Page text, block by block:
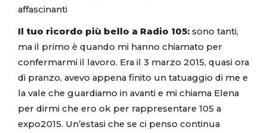
affascinanti
Il tuo ricordo più bello a Radio 105: sono tanti,
ma il primo è quando mi hanno chiamato per
confermarmi il lavoro. Era il 3 marzo 2015, quasi ora
di pranzo, avevo appena finito un tatuaggio di me e
la vale che guardiamo in avanti e mi chiama Elena
per dirmi che ero ok per rappresentare 105 a
expo2015. Un’estasi che se ci penso continua